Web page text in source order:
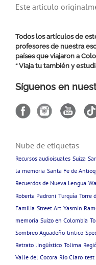
Este articulo
Todos los artículos de
profesores de nuestra
países que viajaron a
“ Viaja tu también y
Síguenos en
Nube de etiquetas
Recursos audioisuales Suiza
la memoria Santa Fe de
Recuerdos de Nueva Lengua
Roberta Padroni Turquía Torre
Familia Street Art Yasmin
memoria Suizo en Colombia
Sombreo Aguadeño tintico
Retrato lingüístico Tolima
Valle del Cocora Rio Claro test